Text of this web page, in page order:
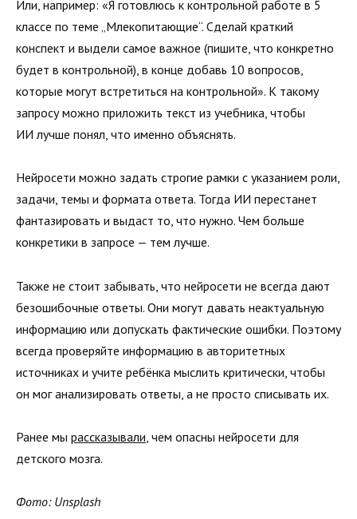
Или, например: «Я готовлюсь к контрольной работе в 5
классе по теме „Млекопитающие“. Сделай краткий
конспект и выдели самое важное (пишите, что конкретно
будет в контрольной), в конце добавь 10 вопросов,
которые могут встретиться на контрольной». К такому
запросу можно приложить текст из учебника, чтобы
ИИ лучше понял, что именно объяснять.
Нейросети можно задать строгие рамки с указанием роли,
задачи, темы и формата ответа. Тогда ИИ перестанет
фантазировать и выдаст то, что нужно. Чем больше
конкретики в запросе — тем лучше.
Также не стоит забывать, что нейросети не всегда дают
безошибочные ответы. Они могут давать неактуальную
информацию или допускать фактические ошибки. Поэтому
всегда проверяйте информацию в авторитетных
источниках и учите ребёнка мыслить критически, чтобы
он мог анализировать ответы, а не просто списывать их.
Ранее мы рассказывали , чем опасны нейросети для
детского мозга.
Фото: Unsplash